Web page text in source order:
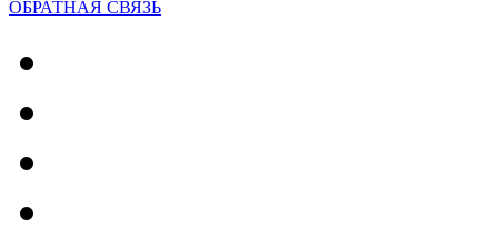
ОБРАТНАЯ СВЯЗЬ